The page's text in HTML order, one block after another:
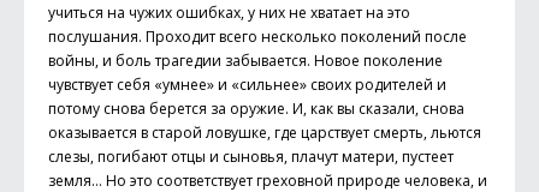
учиться на чужих ошибках, у них не хватает на это
послушания. Проходит всего несколько поколений после
войны, и боль трагедии забывается. Новое поколение
чувствует себя «умнее» и «сильнее» своих родителей и
потому снова берется за оружие. И, как вы сказали, снова
оказывается в старой ловушке, где царствует смерть, льются
слезы, погибают отцы и сыновья, плачут матери, пустеет
земля… Но это соответствует греховной природе человека, и